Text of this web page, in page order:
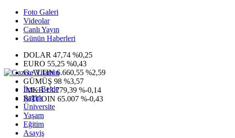
Foto Galeri
Videolar
Canlı Yayın
Günün Haberleri
DOLAR 47,74 %0,25
EURO 55,25 %0,43
G.ALTIN6.660,55 %2,59
GÜMÜŞ 98 %3,57
IMKB13.779,39 %-0,14
BITCOIN 65.007 %-0,43
İlçe - Belde
Sağlık
Üniversite
Yaşam
Eğitim
Asayiş